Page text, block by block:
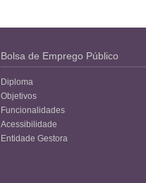
Bolsa de Emprego Público
Diploma
Objetivos
Funcionalidades
Acessibilidade
Entidade Gestora